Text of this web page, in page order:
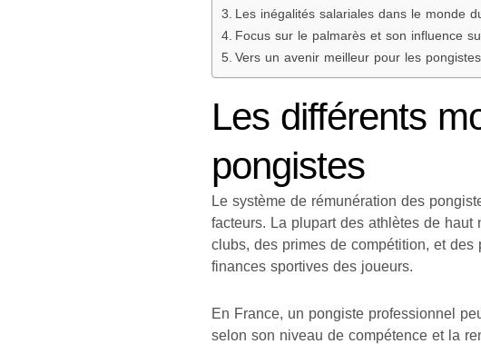
Les inégalités salariales dans le monde
Focus sur le palmarès et son influence
Vers un avenir meilleur pour les
Les différents
pongistes
Le système de rémunération des
facteurs. La plupart des athlètes de
clubs, des primes de compétition, et
finances sportives des joueurs.
En France, un pongiste professionnel
selon son niveau de compétence et la